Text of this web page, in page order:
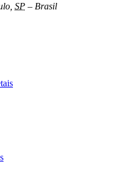
SP – Brasil